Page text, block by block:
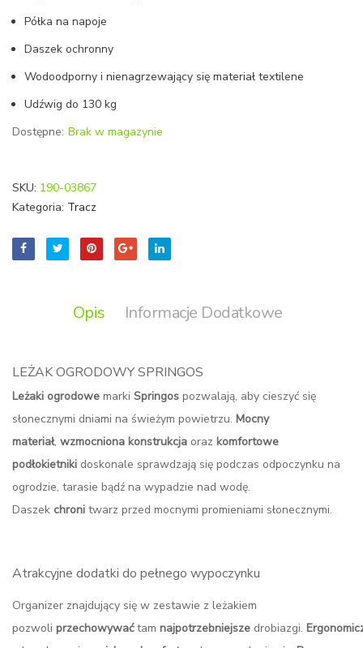
Półka na napoje
Daszek ochronny
Wodoodporny i nienagrzewający się materiał textilene
Udźwig do 130 kg
Dostępne: Brak w magazynie
SKU: 190-03867
Kategoria: Tracz
Opis Informacje Dodatkowe
LEŻAK OGRODOWY SPRINGOS
Leżaki ogrodowe marki Springos pozwalają, aby cieszyć się
słonecznymi dniami na świeżym powietrzu. Mocny
materiał, wzmocniona konstrukcja oraz komfortowe
podłokietniki doskonale sprawdzają się podczas odpoczynku na
ogrodzie, tarasie bądź na wypadzie nad wodę.
Daszek chroni twarz przed mocnymi promieniami słonecznymi.
Atrakcyjne dodatki do pełnego wypoczynku
Organizer znajdujący się w zestawie z leżakiem
pozwoli przechowywaćtam najpotrzebniejsze drobiazgi.